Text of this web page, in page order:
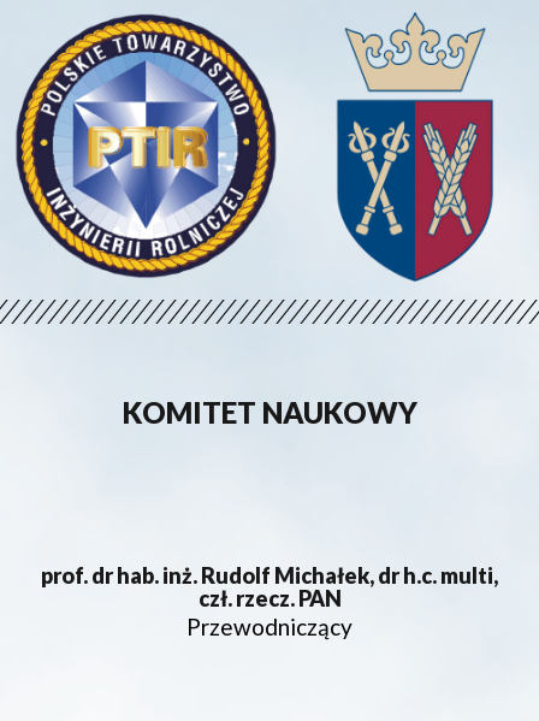
KOMITET NAUKOWY
prof. dr hab. inż. Rudolf Michałek, dr h.c. multi,
czł. rzecz. PAN
Przewodniczący